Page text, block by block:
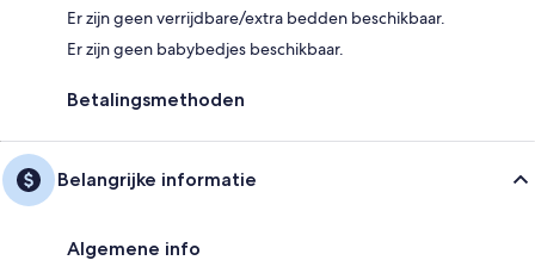
Er zijn geen verrijdbare/extra bedden beschikbaar.
Er zijn geen babybedjes beschikbaar.
Betalingsmethoden
Belangrijke informatie
Algemene info